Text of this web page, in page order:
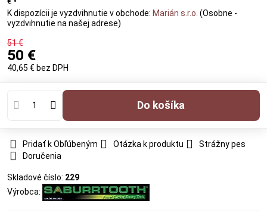
Marián s.r.o. (Osobne -
vyzdvihnutie na našej adrese)
51 €
50 €
40,65 € bez DPH
Do košíka
Pridať k Obľúbeným Otázka k produktu
Strážny pes
Doručenia
Skladové číslo: 229
Výrobca: